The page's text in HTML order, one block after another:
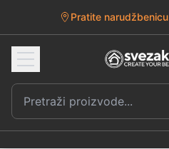
Pratite narudžbenicu